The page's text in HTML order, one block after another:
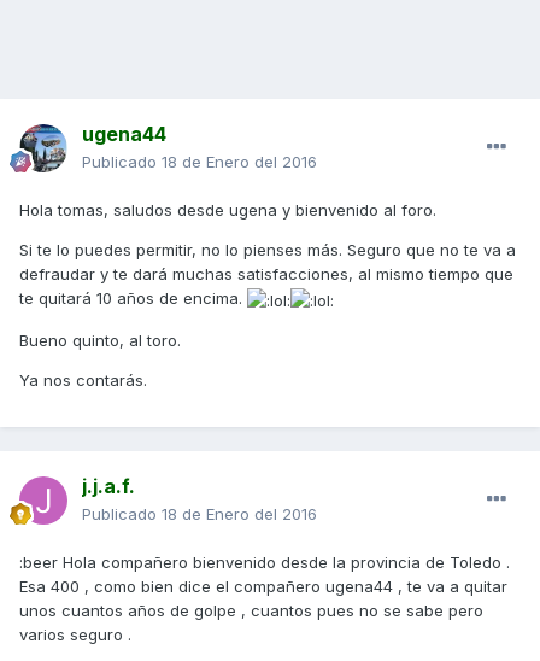
ugena44
Publicado 18 de Enero del 2016
Hola tomas, saludos desde ugena y bienvenido al foro.
Si te lo puedes permitir, no lo pienses más. Seguro que no te va a
defraudar y te dará muchas satisfacciones, al mismo tiempo que
te quitará 10 años de encima.
Bueno quinto, al toro.
Ya nos contarás.
j.j.a.f.
Publicado 18 de Enero del 2016
:beer Hola compañero bienvenido desde la provincia de Toledo .
Esa 400 , como bien dice el compañero ugena44 , te va a quitar
unos cuantos años de golpe , cuantos pues no se sabe pero
varios seguro .